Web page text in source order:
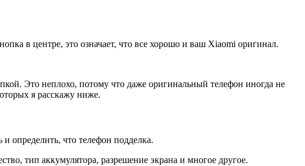
в центре, это означает, что все хорошо и ваш Xiaomi оригинал.
Это неплохо, потому что даже оригинальный телефон иногда не
я расскажу ниже.
определить, что телефон подделка.
тип аккумулятора, разрешение экрана и многое другое.